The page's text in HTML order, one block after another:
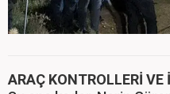
ARAÇ KONTROLLERİ VE